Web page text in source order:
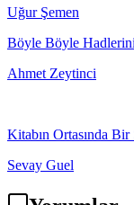
Uğur Şemen
Böyle Böyle
Ahmet Zeytinci
Kitabın Ortasında Bir
Sevay Guel